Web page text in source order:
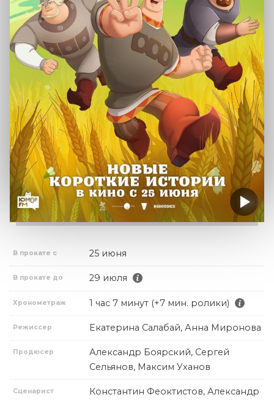
В прокате с 25 июня
В прокате до 29 июля
Хронометраж 1 час 7 минут (+7 мин. ролики)
Режиссер Екатерина Салабай, Анна Миронова
Продюсер
Александр Боярский, Сергей
Сельянов, Максим Уханов
Сценарист
Константин Феоктистов, Александр